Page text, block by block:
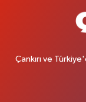
Çankırı ve